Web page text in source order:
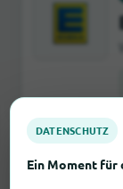
DATENSCHUTZ
Ein Moment für